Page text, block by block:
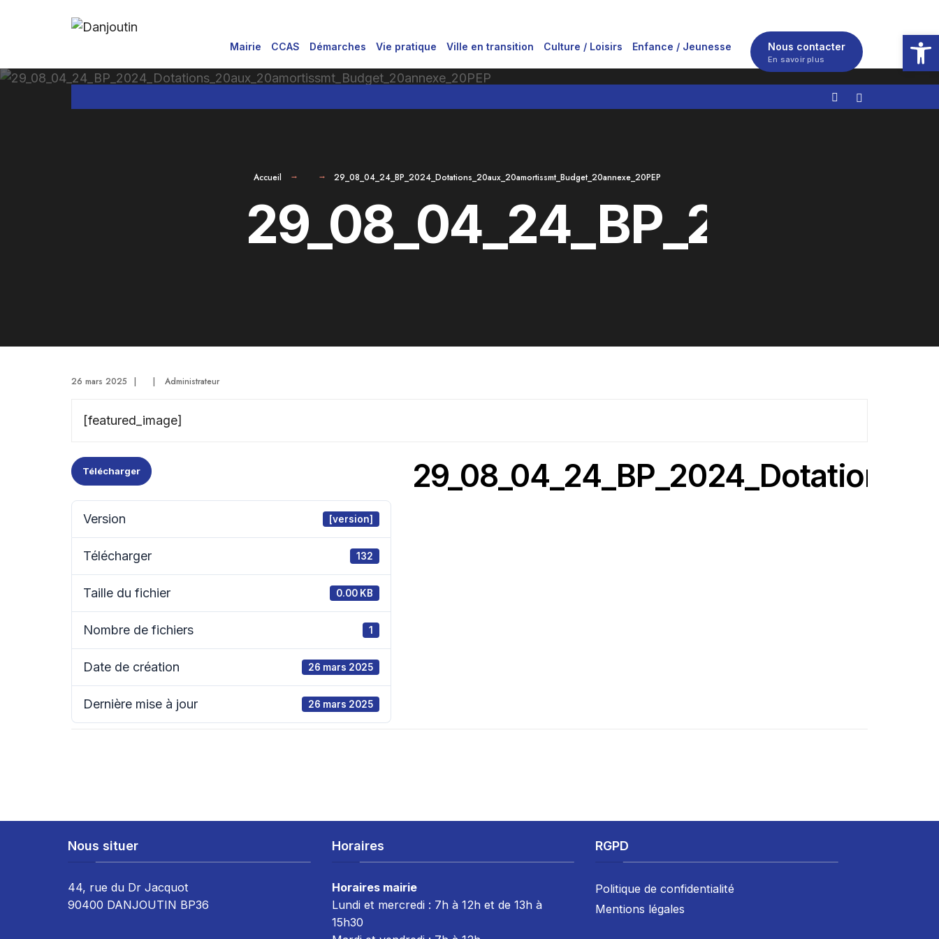
au
Mairie CCAS Démarches Vie pratique Ville en transition Culture / Loisirs Enfance / Jeunesse Nous contacter
En savoir plus
Accueil 29_08_04_24_BP_2024_Dotations_20aux_20amortissmt_Budget_20annexe_20PEP
26 mars 2025 | | Administrateur
[featured_image]
Télécharger
Version [version]
Télécharger 132
Taille du fichier 0.00 KB
Nombre de fichiers 1
Date de création 26 mars 2025
Dernière mise à jour 26 mars 2025
Nous situer
44, rue du Dr Jacquot
90400 DANJOUTIN BP36
Horaires
Horaires mairie
Lundi et mercredi : 7h à 12h et de 13h à
15h30
RGPD
Politique de confidentialité
Mentions légales
Ouvrir